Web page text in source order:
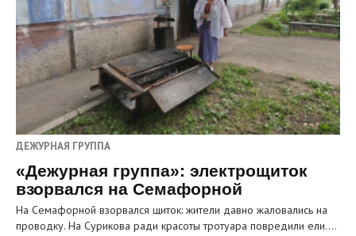
ДЕЖУРНАЯ ГРУППА
«Дежурная группа»: электрощиток
взорвался на Семафорной
На Семафорной взорвался щиток: жители давно жаловались на
проводку. На Сурикова ради красоты тротуара повредили ели.…